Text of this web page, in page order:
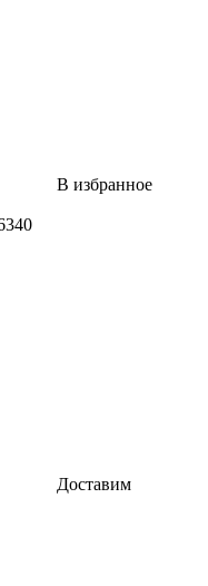
В избранное
Доставим